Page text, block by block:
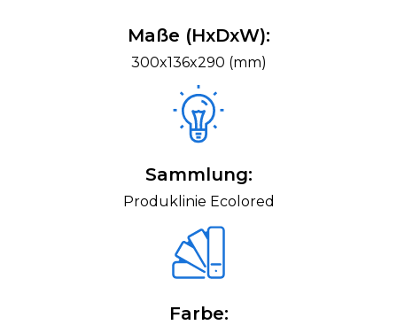
Maße (HxDxW):
300x136x290 (mm)
Sammlung:
Produklinie Ecolored
Farbe: